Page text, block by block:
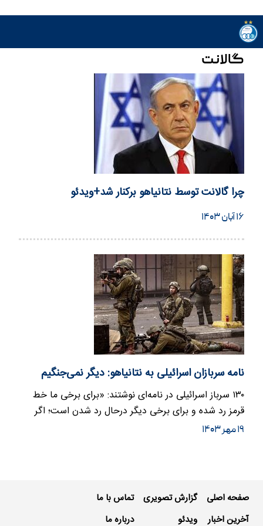
گالانت
چرا گالانت توسط نتانیاهو برکنار شد+ویدئو
۱۶ آبان ۱۴۰۳
نامه سربازان اسرائیلی به نتانیاهو: دیگر نمی‌جنگیم
۱۳۰ سرباز اسرائیلی در نامه‌ای نوشتند: «برای برخی ما خط
قرمز رد شده و برای برخی دیگر درحال رد شدن است؛ اگر
توافق برای…
۱۹ مهر ۱۴۰۳
صفحه اصلی
آخرین اخبار
گزارش تصویری
ویدئو
تماس با ما
درباره ما